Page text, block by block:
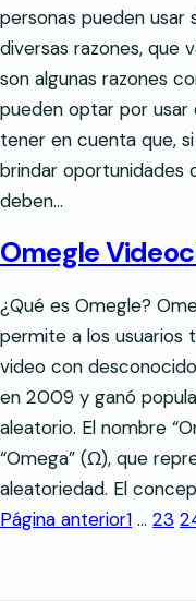
personas pueden
diversas razones, que
son algunas razones
pueden optar por
tener en cuenta que,
brindar oportunidades
deben…
Omegle
¿Qué es Omegle?
permite a los
video con
en 2009 y ganó
aleatorio. El nombre
“Omega” (Ω), que
aleatoriedad. El
Página anterior1 … 23